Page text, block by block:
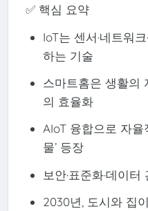
✅ 핵심 요약
IoT는 센서·네트워
하는 기술
스마트홈은 생활의
의 효율화
AIoT 융합으로 자율
물’ 등장
보안·표준화·데이
2030년, 도시와 집